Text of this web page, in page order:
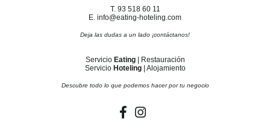
T. 93 518 60 11
E. info@eating-hoteling.com
Deja las dudas a un lado ¡contáctanos!
Servicio Eating| Restauración
Servicio Hoteling| Alojamiento
Descubre todo lo que podemos hacer por tu negocio